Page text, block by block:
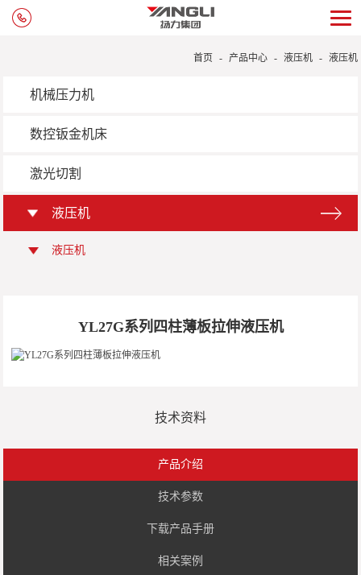
首页 - 产品中心 - 液压机 - 液压机
机械压力机
数控钣金机床
激光切割
液压机
液压机
YL27G系列四柱薄板拉伸液压机
技术资料
产品介绍
技术参数
下载产品手册
相关案例